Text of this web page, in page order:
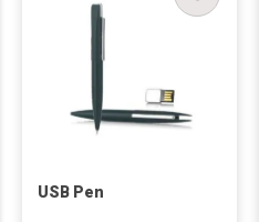
USB Pen